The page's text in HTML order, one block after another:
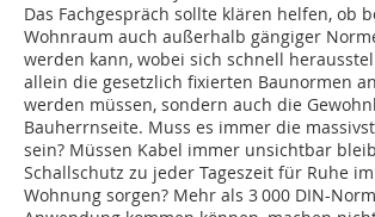
Das Fachgespräch sollte klären helfen, ob
Wohnraum auch außerhalb gängiger
werden kann, wobei sich schnell
allein die gesetzlich fixierten Baunormen
werden müssen, sondern auch die
Bauherrnseite. Muss es immer die
sein? Müssen Kabel immer unsichtbar
Schallschutz zu jeder Tageszeit für Ruhe
Wohnung sorgen? Mehr als 3 000 DIN-